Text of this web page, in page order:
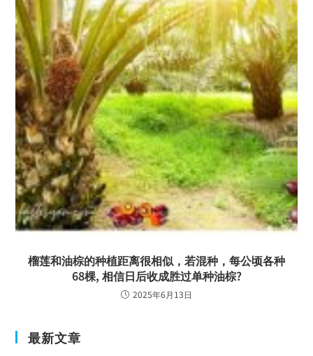
榴莲和油棕的种植距离很相似，若混种，每公顷各种
68棵, 相信日后收成胜过单种油棕?
2025年6月13日
最新文章